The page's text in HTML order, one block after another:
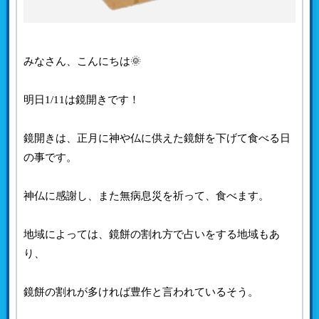
みなさん、こんにちは🌞
明日1/11は鏡開きです！
鏡開きは、正月に神や仏に供えた鏡餅を下げて食べる日
の事です。
神仏に感謝し、また無病息災を祈って、食べます。
地域によっては、鏡餅の割れ方で占いをする地域もあ
り、
鏡餅の割れが多ければ豊作と言われているそう。